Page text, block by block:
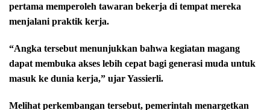
pertama memperoleh tawaran bekerja di tempat mereka
menjalani praktik kerja.
“Angka tersebut menunjukkan bahwa kegiatan magang
dapat membuka akses lebih cepat bagi generasi muda untuk
masuk ke dunia kerja,” ujar Yassierli.
Melihat perkembangan tersebut, pemerintah menargetkan